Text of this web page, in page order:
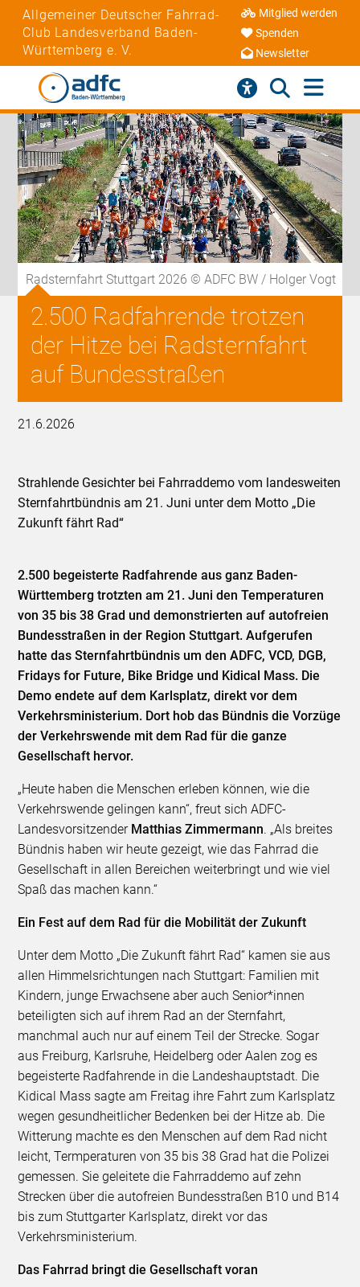
Allgemeiner Deutscher Fahrrad-
Club Landesverband Baden-
Württemberg e. V.
Mitglied werden
Spenden
Newsletter
Radsternfahrt Stuttgart 2026 © ADFC BW / Holger Vogt
2.500 Radfahrende trotzen
der Hitze bei Radsternfahrt
auf Bundesstraßen
21.6.2026
Strahlende Gesichter bei Fahrraddemo vom landesweiten
Sternfahrtbündnis am 21. Juni unter dem Motto „Die
Zukunft fährt Rad“
2.500 begeisterte Radfahrende aus ganz Baden-
Württemberg trotzten am 21. Juni den Temperaturen
von 35 bis 38 Grad und demonstrierten auf autofreien
Bundesstraßen in der Region Stuttgart. Aufgerufen
hatte das Sternfahrtbündnis um den ADFC, VCD, DGB,
Fridays for Future, Bike Bridge und Kidical Mass. Die
Demo endete auf dem Karlsplatz, direkt vor dem
Verkehrsministerium. Dort hob das Bündnis die Vorzüge
der Verkehrswende mit dem Rad für die ganze
Gesellschaft hervor.
„Heute haben die Menschen erleben können, wie die
Verkehrswende gelingen kann“, freut sich ADFC-
Landesvorsitzender Matthias Zimmermann. „Als breites
Bündnis haben wir heute gezeigt, wie das Fahrrad die
Gesellschaft in allen Bereichen weiterbringt und wie viel
Spaß das machen kann.“
Ein Fest auf dem Rad für die Mobilität der Zukunft
Unter dem Motto „Die Zukunft fährt Rad“ kamen sie aus
allen Himmelsrichtungen nach Stuttgart: Familien mit
Kindern, junge Erwachsene aber auch Senior*innen
beteiligten sich auf ihrem Rad an der Sternfahrt,
manchmal auch nur auf einem Teil der Strecke. Sogar
aus Freiburg, Karlsruhe, Heidelberg oder Aalen zog es
begeisterte Radfahrende in die Landeshauptstadt. Die
Kidical Mass sagte am Freitag ihre Fahrt zum Karlsplatz
wegen gesundheitlicher Bedenken bei der Hitze ab. Die
Witterung machte es den Menschen auf dem Rad nicht
leicht, Termperaturen von 35 bis 38 Grad hat die Polizei
gemessen. Sie geleitete die Fahrraddemo auf zehn
Strecken über die autofreien Bundesstraßen B10 und B14
bis zum Stuttgarter Karlsplatz, direkt vor das
Verkehrsministerium.
Das Fahrrad bringt die Gesellschaft voran